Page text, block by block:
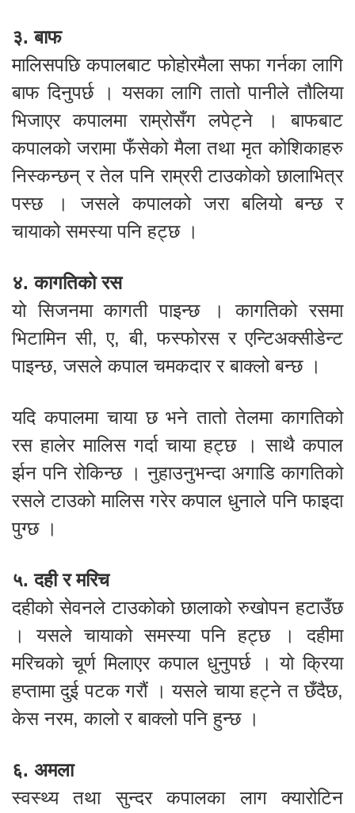
३. बाफ
मालिसपछि कपालबाट फोहोरमैला सफा गर्नका लागि
बाफ दिनुपर्छ । यसका लागि तातो पानीले तौलिया
भिजाएर कपालमा राम्रोसँग लपेट्ने । बाफबाट
कपालको जरामा फँसेको मैला तथा मृत कोशिकाहरु
निस्कन्छन् र तेल पनि राम्ररी टाउकोको छालाभित्र
पस्छ । जसले कपालको जरा बलियो बन्छ र
चायाको समस्या पनि हट्छ ।
४. कागतिको रस
यो सिजनमा कागती पाइन्छ । कागतिको रसमा
भिटामिन सी, ए, बी, फस्फोरस र एन्टिअक्सीडेन्ट
पाइन्छ, जसले कपाल चमकदार र बाक्लो बन्छ ।
यदि कपालमा चाया छ भने तातो तेलमा कागतिको
रस हालेर मालिस गर्दा चाया हट्छ । साथै कपाल
र्झन पनि रोकिन्छ । नुहाउनुभन्दा अगाडि कागतिको
रसले टाउको मालिस गरेर कपाल धुनाले पनि फाइदा
पुग्छ ।
५. दही र मरिच
दहीको सेवनले टाउकोको छालाको रुखोपन हटाउँछ
। यसले चायाको समस्या पनि हट्छ । दहीमा
मरिचको चूर्ण मिलाएर कपाल धुनुपर्छ । यो क्रिया
हप्तामा दुई पटक गरौं । यसले चाया हट्ने त छँदैछ,
केस नरम, कालो र बाक्लो पनि हुन्छ ।
६. अमला
स्वस्थ्य तथा सुन्दर कपालका लाग क्यारोटिन